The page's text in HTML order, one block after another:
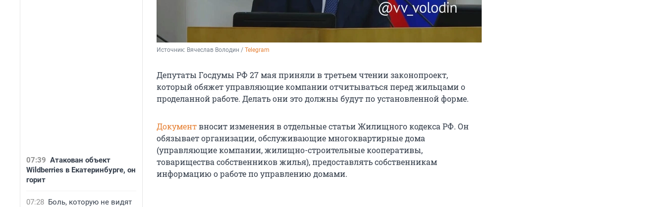
07:39 Атакован объект
Wildberries в Екатеринбурге, он
горит
07:28 Боль, которую не видят
Источник: Вячеслав Володин / Telegram
Депутаты Госдумы РФ 27 мая приняли в третьем чтении законопроект,
который обяжет управляющие компании отчитываться перед жильцами о
проделанной работе. Делать они это должны будут по установленной форме.
Документвносит изменения в отдельные статьи Жилищного кодекса РФ. Он
обязывает организации, обслуживающие многоквартирные дома
(управляющие компании, жилищно-строительные кооперативы,
товарищества собственников жилья), предоставлять собственникам
информацию о работе по управлению домами.